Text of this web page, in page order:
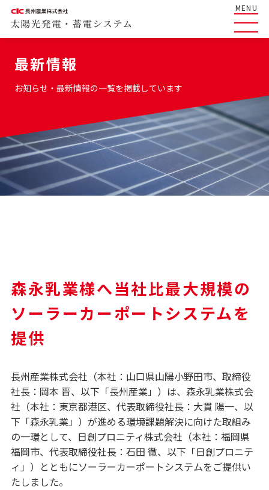
MENU
最新情報
お知らせ・最新情報の一覧を掲載しています
森永乳業様へ当社比最大規模の
ソーラーカーポートシステムを
提供
長州産業株式会社（本社：山口県山陽小野田市、取締役
社長：岡本 晋、以下「長州産業」）は、森永乳業株式会
社（本社：東京都港区、代表取締役社長：大貫 陽一、以
下「森永乳業」）が進める環境課題解決に向けた取組み
の一環として、日創プロニティ株式会社（本社：福岡県
福岡市、代表取締役社長：石田 徹、以下「日創プロニテ
ィ」）とともにソーラーカーポートシステムをご提供い
たしました。